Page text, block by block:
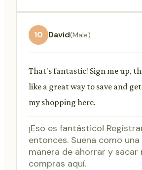
10 David(Male)
That's fantastic! Sign me up,
like a great way to save and
my shopping here.
¡Eso es fantástico!
entonces. Suena como
manera de ahorrar y sacar
compras aquí.